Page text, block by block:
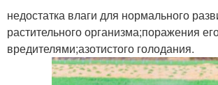
недостатка влаги для нормального
растительного организма;поражения
вредителями;азотистого голодания.